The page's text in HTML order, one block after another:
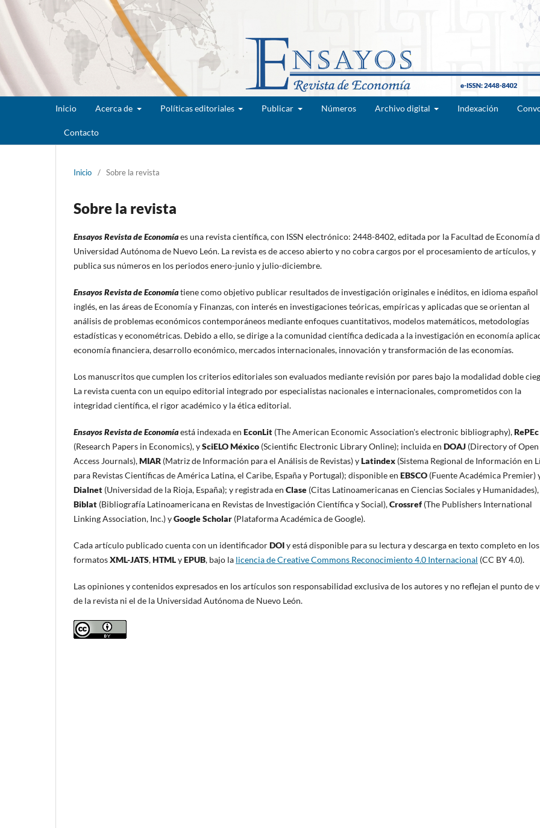
Inicio Acerca de Políticas editoriales Publicar Números Archivo digital Indexación
Contacto
Inicio / Sobre la revista
Sobre la revista
Ensayos Revista de Economíaes una revista científica, con ISSN electrónico: 2448-8402, editada por la Facultad de Economía
Universidad Autónoma de Nuevo León. La revista es de acceso abierto y no cobra cargos por el procesamiento de artículos, y
publica sus números en los periodos enero-junio y julio-diciembre.
Ensayos Revista de Economíatiene como objetivo publicar resultados de investigación originales e inéditos, en idioma español
inglés, en las áreas de Economía y Finanzas, con interés en investigaciones teóricas, empíricas y aplicadas que se orientan al
análisis de problemas económicos contemporáneos mediante enfoques cuantitativos, modelos matemáticos, metodologías
estadísticas y econométricas. Debido a ello, se dirige a la comunidad científica dedicada a la investigación en economía
economía financiera, desarrollo económico, mercados internacionales, innovación y transformación de las economías.
Los manuscritos que cumplen los criterios editoriales son evaluados mediante revisión por pares bajo la modalidad doble
La revista cuenta con un equipo editorial integrado por especialistas nacionales e internacionales, comprometidos con la
integridad científica, el rigor académico y la ética editorial.
Ensayos Revista de Economíaestá indexada en EconLit (The American Economic Association's electronic bibliography),RePEc
(Research Papers in Economics), ySciELO México (Scientific Electronic Library Online); incluida en DOAJ (Directory of Open
Access Journals),MIAR (Matriz de Información para el Análisis de Revistas) yLatindex (Sistema Regional de Información en
para Revistas Científicas de América Latina, el Caribe, España y Portugal); disponible en EBSCO (Fuente Académica Premier)
Dialnet (Universidad de la Rioja, España); y registrada en Clase (Citas Latinoamericanas en Ciencias Sociales y Humanidades),
Biblat (Bibliografía Latinoamericana en Revistas de Investigación Científica y Social),Crossref (The Publishers International
Linking Association, Inc.) yGoogle Scholar (Plataforma Académica de Google).
Cada artículo publicado cuenta con un identificadorDOIy está disponible para su lectura y descarga en texto completo en los
formatosXML-JATS,HTMLyEPUB, bajo la licencia de Creative Commons Reconocimiento 4.0 Internacional (CC BY 4.0).
Las opiniones y contenidos expresados en los artículos son responsabilidad exclusiva de los autores y no reflejan el punto de
de la revista ni el de la Universidad Autónoma de Nuevo León.